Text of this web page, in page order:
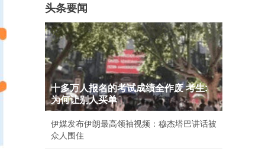
头条要闻
十多万人报名的考试成绩全作废 考生:
为何让别人买单
伊媒发布伊朗最高领袖视频：穆杰塔巴讲话被
众人围住